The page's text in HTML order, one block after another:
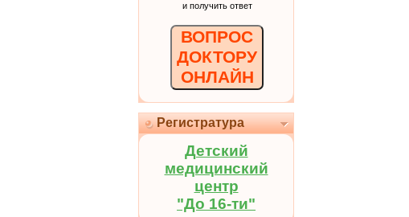
и получить ответ
ВОПРОС
ДОКТОРУ
ОНЛАЙН
Регистратура
Детский
медицинский
центр
"До 16-ти"